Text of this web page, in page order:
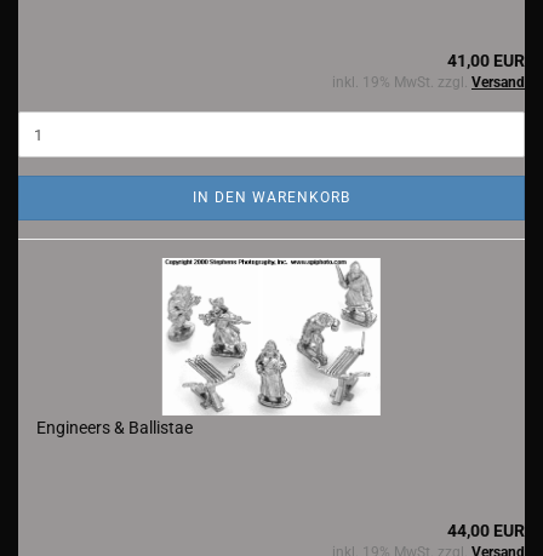
41,00 EUR
inkl. 19% MwSt. zzgl. Versand
IN DEN WARENKORB
Engineers & Ballistae
44,00 EUR
inkl. 19% MwSt. zzgl. Versand